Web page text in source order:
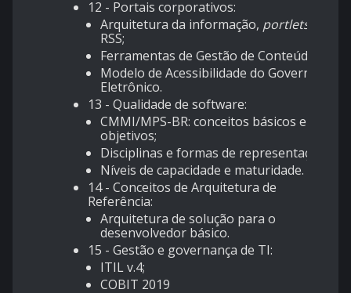
12 - Portais corporativos:
Arquitetura da informação, portlets
RSS;
Ferramentas de Gestão de Conteúdos;
Modelo de Acessibilidade do Governo
Eletrônico.
13 - Qualidade de software:
CMMI/MPS-BR: conceitos básicos e
objetivos;
Disciplinas e formas de representação;
Níveis de capacidade e maturidade.
14 - Conceitos de Arquitetura de
Referência:
Arquitetura de solução para o
desenvolvedor básico.
15 - Gestão e governança de TI:
ITIL v.4;
COBIT 2019